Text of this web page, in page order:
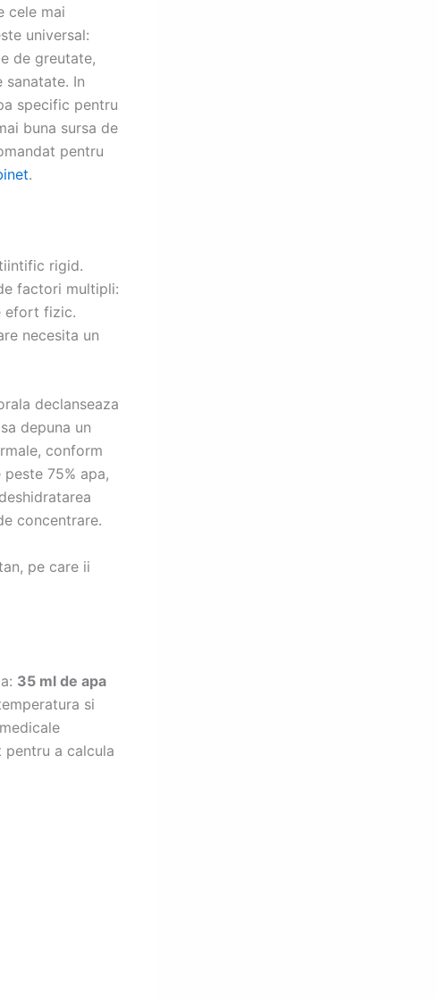
cele mai
universal:
de greutate,
In
specific pentru
buna sursa de
pentru
.
rigid.
factori multipli:
efort fizic.
necesita un
declanseaza
depuna un
conform
75% apa,
concentrare.
pe care ii
35 ml de apa
si
a calcula